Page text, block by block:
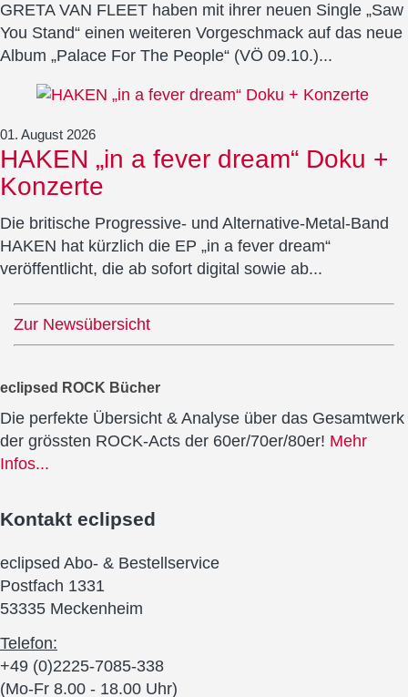
GRETA VAN FLEET haben mit ihrer neuen Single „Saw
You Stand“ einen weiteren Vorgeschmack auf das neue
Album „Palace For The People“ (VÖ 09.10.)...
01. August 2026
HAKEN „in a fever dream“ Doku +
Konzerte
Die britische Progressive- und Alternative-Metal-Band
HAKEN hat kürzlich die EP „in a fever dream“
veröffentlicht, die ab sofort digital sowie ab...
Zur Newsübersicht
eclipsed ROCK Bücher
Die perfekte Übersicht & Analyse über das Gesamtwerk
der grössten ROCK-Acts der 60er/70er/80er! Mehr
Infos...
Kontakt eclipsed
eclipsed Abo- & Bestellservice
Postfach 1331
53335 Meckenheim
Telefon:
+49 (0)2225-7085-338
(Mo-Fr 8.00 - 18.00 Uhr)